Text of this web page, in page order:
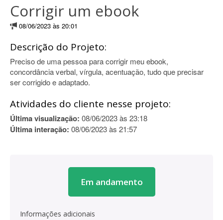
Corrigir um ebook
08/06/2023 às 20:01
Descrição do Projeto:
Preciso de uma pessoa para corrigir meu ebook,
concordância verbal, vírgula, acentuação, tudo que precisar
ser corrigido e adaptado.
Atividades do cliente nesse projeto:
Última visualização: 08/06/2023 às 23:18
Última interação: 08/06/2023 às 21:57
Em andamento
Informações adicionais